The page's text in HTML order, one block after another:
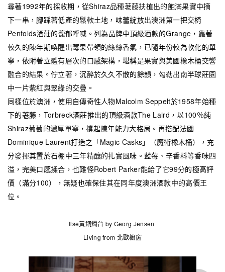
尋著1992年的採收期，從Shiraz品種荖藤扶植出的飽滿果實中摘
下一串，腳踩著低產的鬆軟土地，味蕾綻放出澳洲第一把交椅
Penfolds酒莊的馥郁呼喊。列為品牌中頂級酒款的Grange，靠著
較久的陳年期喚醒出莓果帶領的絲絲香氣，已隨年份較為軟化的單
寧，依附著立體有層次的口感架構，堪稱是果實與美國橡木桶交響
融合的結果。佇立著，沉醉於久久不散的餘韻，勾勒出南半球莊園
中一片紫紅與翠綠的交疊。
同樣位於澳洲，使用自傳奇性人物Malcolm Seppelt於1958年始種
下的荖藤，Torbreck酒莊推出的頂級酒款The Laird，以100％純
Shiraz葡萄的濃厚單寧，撐起陳年能力大格局。再搭配法國
Dominique Laurent打造之「Magic Casks」（魔術橡木桶），充
分發揮其置於石棚中三年精釀的扎實風味。藍莓、辛香料等香味四
溢，完美口感揉合，也難怪Robert Parker能給了它99分的極高評
價（滿分100），無疑也確保住其在同年度澳洲酒款中的高價王
位。
Ilse黃銅燭台 by Georg Jensen
Living from 北歐櫥窗